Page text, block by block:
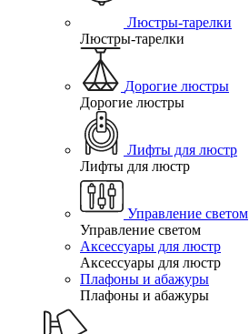
Люстры-тарелки
Люстры-тарелки
Дорогие люстры
Дорогие люстры
Лифты для люстр
Лифты для люстр
Управление светом
Управление светом
Аксессуары для люстр
Аксессуары для люстр
Плафоны и абажуры
Плафоны и абажуры